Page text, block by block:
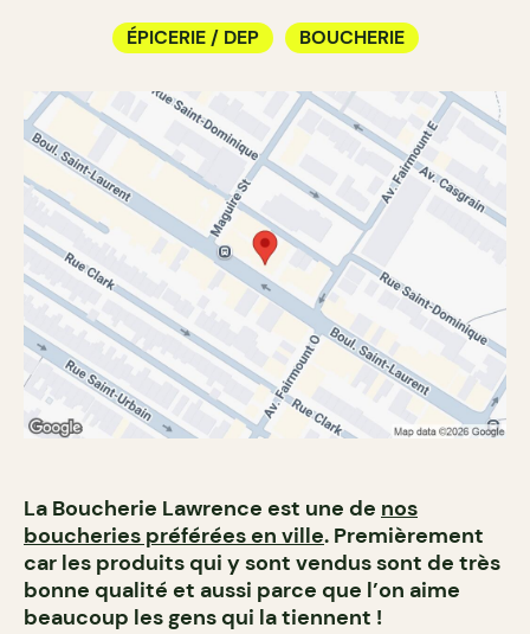
ÉPICERIE / DEP BOUCHERIE
La Boucherie Lawrence est une de nos
boucheries préférées en ville. Premièrement
car les produits qui y sont vendus sont de très
bonne qualité et aussi parce que l’on aime
beaucoup les gens qui la tiennent !